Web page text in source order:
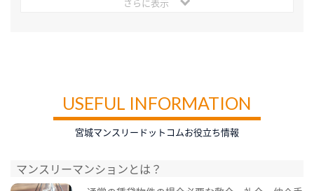
USEFUL INFORMATION
宮城マンスリードットコムお役立ち情報
マンスリーマンションとは？